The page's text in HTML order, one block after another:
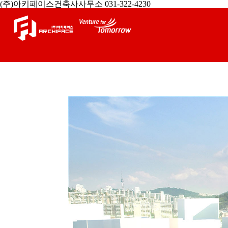
(주)아키페이스건축사사무소 031-322-4230